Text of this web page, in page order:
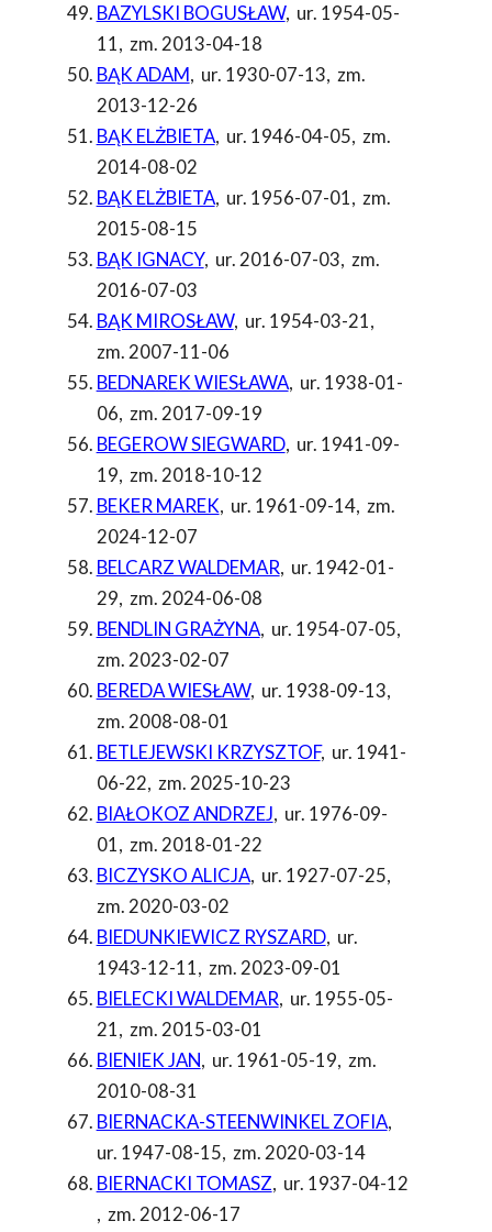
BAZYLSKI BOGUSŁAW, ur. 1954-05-
11, zm. 2013-04-18
BĄK ADAM, ur. 1930-07-13, zm.
2013-12-26
BĄK ELŻBIETA, ur. 1946-04-05, zm.
2014-08-02
BĄK ELŻBIETA, ur. 1956-07-01, zm.
2015-08-15
BĄK IGNACY, ur. 2016-07-03, zm.
2016-07-03
BĄK MIROSŁAW, ur. 1954-03-21,
zm. 2007-11-06
BEDNAREK WIESŁAWA, ur. 1938-01-
06, zm. 2017-09-19
BEGEROW SIEGWARD, ur. 1941-09-
19, zm. 2018-10-12
BEKER MAREK, ur. 1961-09-14, zm.
2024-12-07
BELCARZ WALDEMAR, ur. 1942-01-
29, zm. 2024-06-08
BENDLIN GRAŻYNA, ur. 1954-07-05,
zm. 2023-02-07
BEREDA WIESŁAW, ur. 1938-09-13,
zm. 2008-08-01
BETLEJEWSKI KRZYSZTOF, ur. 1941-
06-22, zm. 2025-10-23
BIAŁOKOZ ANDRZEJ, ur. 1976-09-
01, zm. 2018-01-22
BICZYSKO ALICJA, ur. 1927-07-25,
zm. 2020-03-02
BIEDUNKIEWICZ RYSZARD, ur.
1943-12-11, zm. 2023-09-01
BIELECKI WALDEMAR, ur. 1955-05-
21, zm. 2015-03-01
BIENIEK JAN, ur. 1961-05-19, zm.
2010-08-31
BIERNACKA-STEENWINKEL ZOFIA,
ur. 1947-08-15, zm. 2020-03-14
BIERNACKI TOMASZ, ur. 1937-04-12
, zm. 2012-06-17